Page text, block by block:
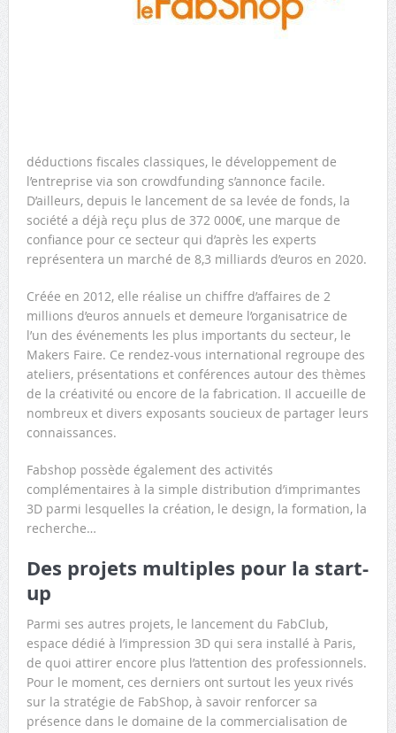
déductions fiscales classiques, le développement de
l’entreprise via son crowdfunding s’annonce facile.
D’ailleurs, depuis le lancement de sa levée de fonds, la
société a déjà reçu plus de 372 000€, une marque de
confiance pour ce secteur qui d’après les experts
représentera un marché de 8,3 milliards d’euros en 2020.
Créée en 2012, elle réalise un chiffre d’affaires de 2
millions d’euros annuels et demeure l’organisatrice de
l’un des événements les plus importants du secteur, le
Makers Faire. Ce rendez-vous international regroupe des
ateliers, présentations et conférences autour des thèmes
de la créativité ou encore de la fabrication. Il accueille de
nombreux et divers exposants soucieux de partager leurs
connaissances.
Fabshop possède également des activités
complémentaires à la simple distribution d’imprimantes
3D parmi lesquelles la création, le design, la formation, la
recherche…
Des projets multiples pour la start-
up
Parmi ses autres projets, le lancement du FabClub,
espace dédié à l’impression 3D qui sera installé à Paris,
de quoi attirer encore plus l’attention des professionnels.
Pour le moment, ces derniers ont surtout les yeux rivés
sur la stratégie de FabShop, à savoir renforcer sa
présence dans le domaine de la commercialisation de